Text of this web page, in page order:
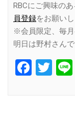
RBCにご興味の
員登録をお願い
※会員限定、毎月
明日は野村さん